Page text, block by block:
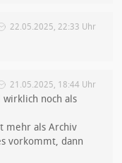
22.05.2025, 22:33 Uhr
21.05.2025, 18:44 Uhr
wirklich noch als
mehr als Archiv
vorkommt, dann